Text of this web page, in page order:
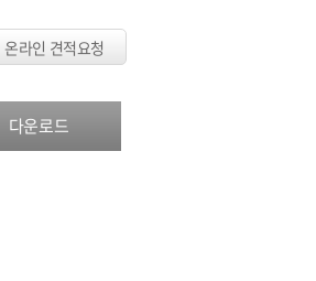
라인 견적요청
다운로드